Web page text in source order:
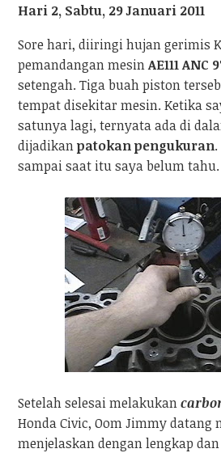
Hari 2, Sabtu, 29 Januari 2011
Sore hari, diiringi hujan gerimis
pemandangan mesinAE111 ANC
setengah. Tiga buah piston
tempat disekitar mesin. Ketika
satunya lagi, ternyata ada di
dijadikanpatokan pengukuran
sampai saat itu saya belum tahu.
Setelah selesai melakukan
Honda Civic, Oom Jimmy datang
menjelaskan dengan lengkap